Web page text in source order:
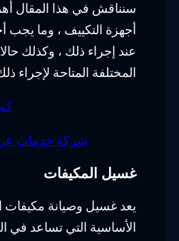
سنناقش في هذا المقال
أجهزة التكييف ، وما يجب
عند إجراء ذلك ، وكذلك
المختلفة المتاحة لإجراء
شركة خدمات
غسيل المكيفات
يعد غسيل وصيانة مكيفات
الأساسية التي تساعد في